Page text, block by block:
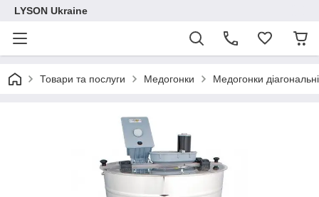
LYSON Ukraine
Товари та послуги Медогонки Медогонки діагональні